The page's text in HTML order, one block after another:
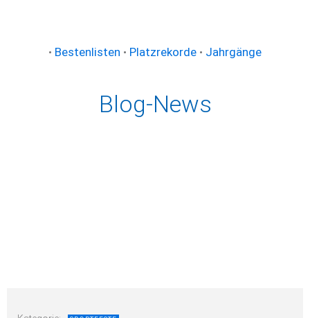
• Bestenlisten • Platzrekorde • Jahrgänge
Blog-News